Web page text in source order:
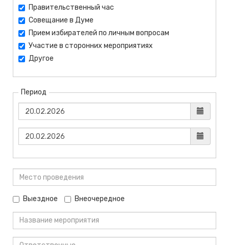
Правительственный час
Совещание в Думе
Прием избирателей по личным вопросам
Участие в сторонних мероприятиях
Другое
Период
Выездное Внеочередное